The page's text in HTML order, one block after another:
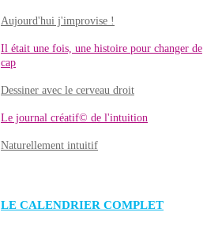
Aujourd'hui j'improvise !
Il était une fois, une histoire pour changer de
cap
Dessiner avec le cerveau droit
Le journal créatif© de l'intuition
Naturellement intuitif
LE CALENDRIER COMPLET